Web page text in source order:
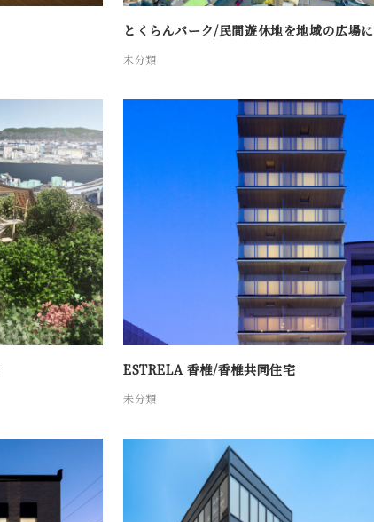
とくらんパーク/民間遊休地を地域の広場に
未分類
ESTRELA 香椎/香椎共同住宅
未分類